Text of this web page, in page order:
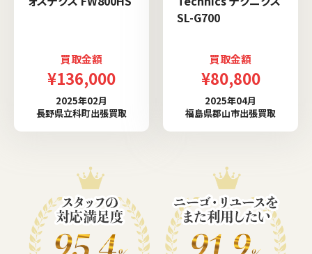
買取金額
¥136,000
2025年02月
長野県立科町出張買取
SL-G700
買取金額
¥80,800
2025年04月
福島県郡山市出張買取